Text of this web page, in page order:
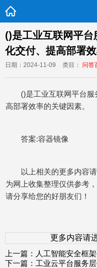
()是工业互联网平
化交付、提高部署效
日期：2024-11-09 类目： 问答
()是工业互联网平台
高部署效率的关键因素。
答案:容器镜像
以上相关的更多内容
为网上收集整理仅供参考
请分享给您的好朋友们！
更多内容请
上一篇： 人工智能安全框
下一篇： 工业云平台服务